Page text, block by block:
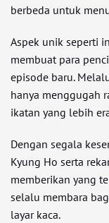
berbeda untuk
Aspek unik seperti
membuat para
episode baru.
hanya menggugah
ikatan yang lebih
Dengan segala
Kyung Ho serta
memberikan yang
selalu membara
layar kaca.